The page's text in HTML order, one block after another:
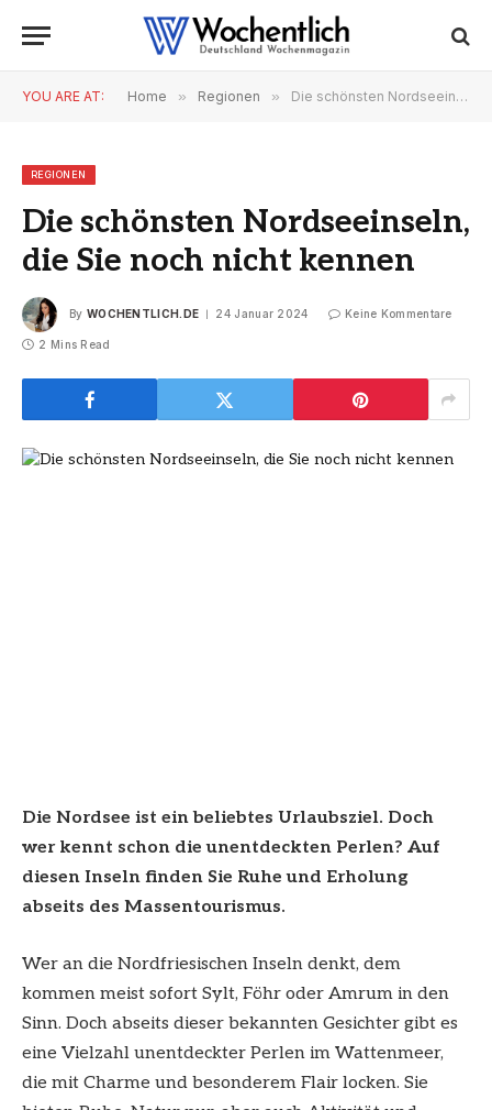
YOU ARE AT: Home » Regionen » Die schönsten Nordseeinseln, die Sie noch nicht kennen
REGIONEN
Die schönsten Nordseeinseln,
die Sie noch nicht kennen
By WOCHENTLICH.DE 24 Januar 2024 Keine Kommentare
2 Mins Read
Die Nordsee ist ein beliebtes Urlaubsziel. Doch
wer kennt schon die unentdeckten Perlen? Auf
diesen Inseln finden Sie Ruhe und Erholung
abseits des Massentourismus.
Wer an die Nordfriesischen Inseln denkt, dem
kommen meist sofort Sylt, Föhr oder Amrum in den
Sinn. Doch abseits dieser bekannten Gesichter gibt es
eine Vielzahl unentdeckter Perlen im Wattenmeer,
die mit Charme und besonderem Flair locken. Sie